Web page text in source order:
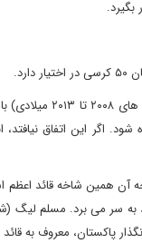
بگیرد.
مسلم لیگ (شاخه قائد
اگر این اتفاق
شد که یک شاخه آن همین